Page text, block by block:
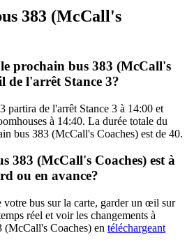
383 (McCall's
prochain bus 383 (McCall's
de l'arrêt Stance 3?
partira de l'arrêt Stance 3 à 14:00 et
à 14:40. La durée totale du
bus 383 (McCall's Coaches) est de 40.
383 (McCall's Coaches) est à
ou en avance?
votre bus sur la carte, garder un œil sur
réel et voir les changements à
(McCall's Coaches) en téléchargeant